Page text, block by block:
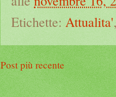
Etichette: Attualita'
Post più recente